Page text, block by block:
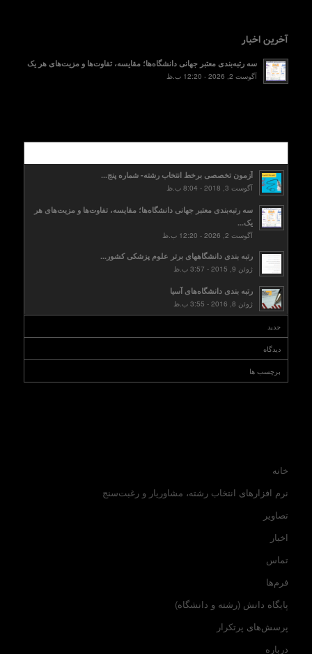
آخرین اخبار
سه رتبه‌بندی معتبر جهانی دانشگاه‌ها؛ مقایسه، تفاوت‌ها و مزیت‌های هر یک
آگوست 2, 2026 - 12:20 ب.ظ
آزمون تخصصی برخط انتخاب رشته- شماره پنج...
آگوست 3, 2018 - 8:04 ب.ظ
سه رتبه‌بندی معتبر جهانی دانشگاه‌ها؛ مقایسه، تفاوت‌ها و مزیت‌های هر
یک...
آگوست 2, 2026 - 12:20 ب.ظ
رتبه بندی دانشگاههای برتر علوم پزشکی کشور...
ژوئن 9, 2015 - 3:57 ب.ظ
رتبه بندی دانشگاه‌های آسیا
ژوئن 8, 2016 - 3:55 ب.ظ
جدید
دیدگاه
برچسب ها
خانه
نرم افزارهای انتخاب رشته، مشاوریار و رغبت‌سنج
تصاویر
اخبار
تماس
فرم‌ها
پایگاه دانش (رشته و دانشگاه)
پرسش‌های پرتکرار
درباره